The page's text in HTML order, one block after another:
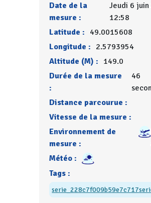
Date de la
mesure :
Jeudi 6
12:58
Latitude : 49.0015608
Longitude : 2.5793954
Altitude (M) : 149.0
Durée de la mesure
:
46
Distance parcourue :
Vitesse de la mesure :
Environnement de
mesure :
Météo :
Tags :
serie_228c7f009b59e7c717